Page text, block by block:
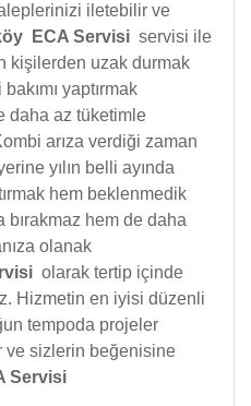
iletebilir ve
ECA Servisi servisi ile
kişilerden uzak durmak
yaptırmak
daha az tüketimle
arıza verdiği zaman
yılın belli ayında
hem beklenmedik
hem de daha
olanak
olarak tertip içinde
Hizmetin en iyisi düzenli
tempoda projeler
ve sizlerin beğenisine
Servisi